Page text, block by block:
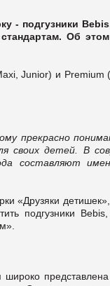
- подгузники
Об
Junior) и Premium
прекрасно
своих детей. В
составляют
«Друзяки детишек»,
подгузники